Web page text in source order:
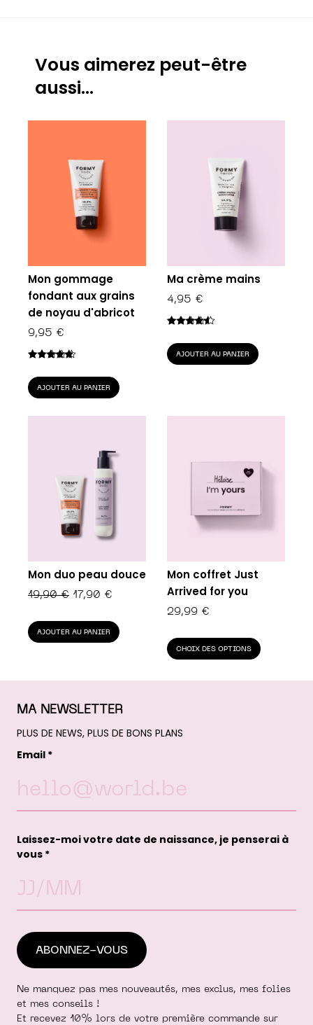
Vous aimerez peut-être
aussi…
Mon gommage
fondant aux grains
de noyau d'abricot
9,95 €
sur 5
AJOUTER AU PANIER
Ma crème mains
4,95 €
sur 5
AJOUTER AU PANIER
Mon duo peau douce
19,90€ LE
INITIAL
ÉTAIT :
17,90 €
ACTUEL
EST :
AJOUTER AU PANIER
Mon coffret Just
Arrived for you
29,99 €
CHOIX DES OPTIONS
MA NEWSLETTER
PLUS DE NEWS, PLUS DE BONS PLANS
Email *
Laissez-moi votre date de naissance, je penserai à
vous *
Ne manquez pas mes nouveautés, mes exclus, mes folies
et mes conseils !
Et recevez 10% lors de votre première commande sur